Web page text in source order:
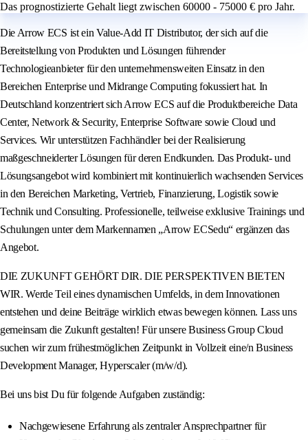
Das prognostizierte Gehalt liegt zwischen 60000 - 75000 € pro Jahr.
Die Arrow ECS ist ein Value-Add IT Distributor, der sich auf die
Bereitstellung von Produkten und Lösungen führender
Technologieanbieter für den unternehmensweiten Einsatz in den
Bereichen Enterprise und Midrange Computing fokussiert hat. In
Deutschland konzentriert sich Arrow ECS auf die Produktbereiche Data
Center, Network & Security, Enterprise Software sowie Cloud und
Services. Wir unterstützen Fachhändler bei der Realisierung
maßgeschneiderter Lösungen für deren Endkunden. Das Produkt- und
Lösungsangebot wird kombiniert mit kontinuierlich wachsenden Services
in den Bereichen Marketing, Vertrieb, Finanzierung, Logistik sowie
Technik und Consulting. Professionelle, teilweise exklusive Trainings und
Schulungen unter dem Markennamen „Arrow ECSedu“ ergänzen das
Angebot.
DIE ZUKUNFT GEHÖRT DIR. DIE PERSPEKTIVEN BIETEN
WIR. Werde Teil eines dynamischen Umfelds, in dem Innovationen
entstehen und deine Beiträge wirklich etwas bewegen können. Lass uns
gemeinsam die Zukunft gestalten! Für unsere Business Group Cloud
suchen wir zum frühestmöglichen Zeitpunkt in Vollzeit eine/n Business
Development Manager, Hyperscaler (m/w/d).
Bei uns bist Du für folgende Aufgaben zuständig:
Nachgewiesene Erfahrung als zentraler Ansprechpartner für